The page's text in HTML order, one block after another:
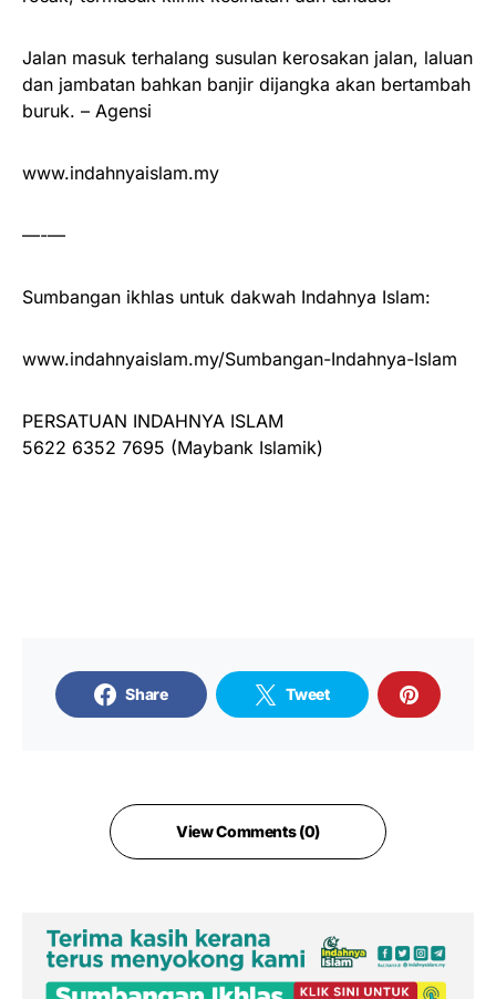
Jalan masuk terhalang susulan kerosakan jalan, laluan
dan jambatan bahkan banjir dijangka akan bertambah
buruk. – Agensi
www.indahnyaislam.my
—-—
Sumbangan ikhlas untuk dakwah Indahnya Islam:
www.indahnyaislam.my/Sumbangan-Indahnya-Islam
PERSATUAN INDAHNYA ISLAM
5622 6352 7695 (Maybank Islamik)
Share Tweet
View Comments (0)